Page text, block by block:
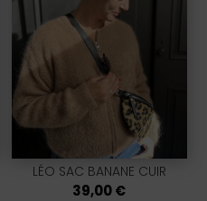
LÉO SAC BANANE CUIR
39,00€